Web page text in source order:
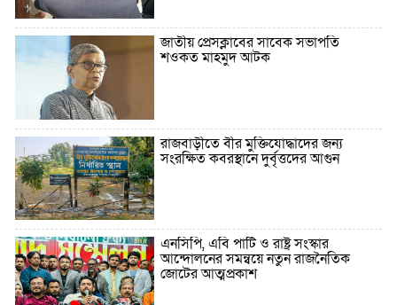
জাতীয় প্রেসক্লাবের সাবেক সভাপতি
শওকত মাহমুদ আটক
রাজবাড়ীতে বীর মুক্তিযোদ্ধাদের জন্য
সংরক্ষিত কবরস্থানে দুর্বৃত্তদের আগুন
এনসিপি, এবি পার্টি ও রাষ্ট্র সংস্কার
আন্দোলনের সমন্বয়ে নতুন রাজনৈতিক
জোটের আত্মপ্রকাশ